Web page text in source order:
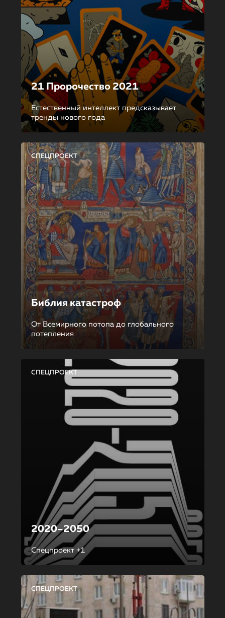
21 Пророчество 2021
Естественный интеллект предсказывает
тренды нового года
СПЕЦПРОЕКТ
Библия катастроф
От Всемирного потопа до глобального
потепления
СПЕЦПРОЕКТ
2020–2050
Спецпроект +1
СПЕЦПРОЕКТ